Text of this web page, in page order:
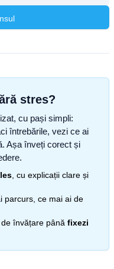
stres?
cu pași simpli:
întrebările, vezi ce ai
Așa înveți corect și
, cu explicații clare și
parcurs, ce mai ai de
învățare până fixezi